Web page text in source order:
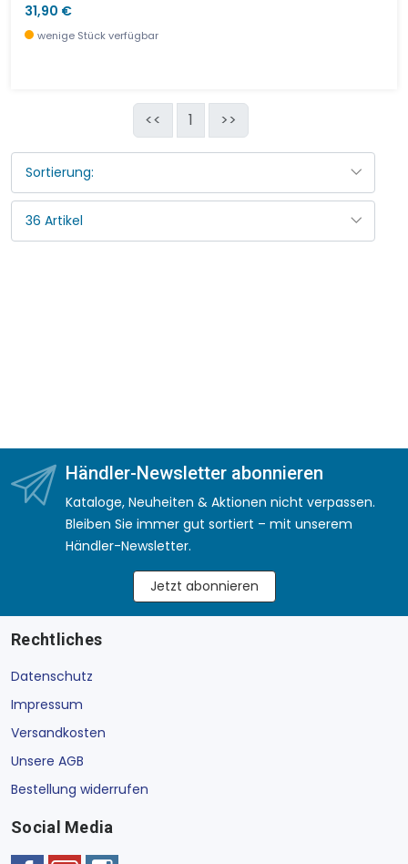
31,90 €
wenige Stück verfügbar
<< 1 >>
Händler-Newsletter abonnieren
Kataloge, Neuheiten & Aktionen nicht verpassen.
Bleiben Sie immer gut sortiert – mit unserem
Händler-Newsletter.
Jetzt abonnieren
Rechtliches
Datenschutz
Impressum
Versandkosten
Unsere AGB
Bestellung widerrufen
Social Media